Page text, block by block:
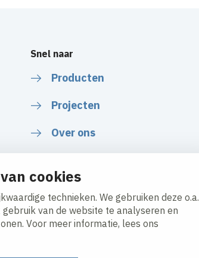
cookies
technieken. We gebruiken deze o.a.
van de website te analyseren en
Voor meer informatie, lees ons
Snel naar
Producten
Projecten
Over ons